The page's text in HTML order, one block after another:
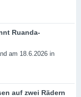
Ruanda-
am 18.6.2026 in
auf zwei Rädern